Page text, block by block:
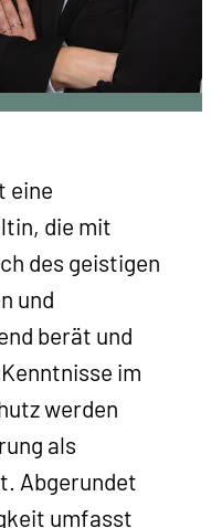
eine
die mit
des geistigen
und
berät und
im
werden
als
Abgerundet
umfasst